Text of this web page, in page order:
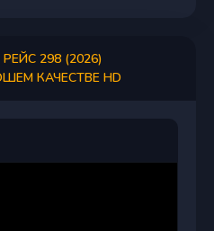
298 (2026)
КАЧЕСТВЕ HD